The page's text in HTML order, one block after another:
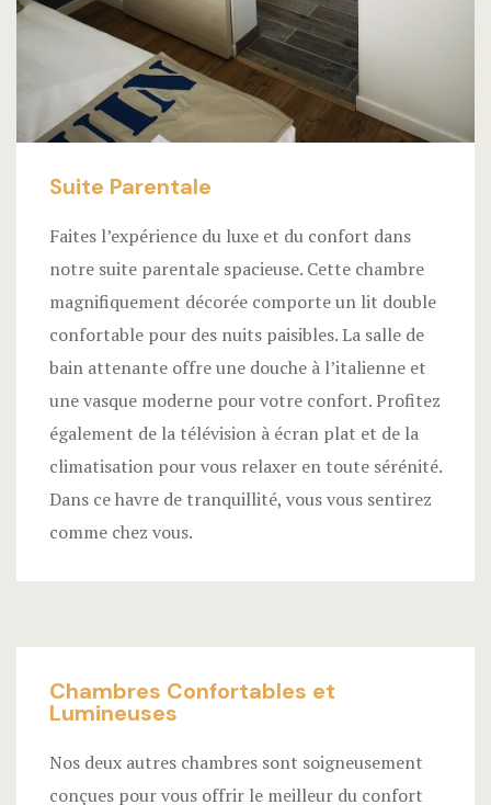
Suite Parentale
Faites l’expérience du luxe et du confort dans
notre suite parentale spacieuse. Cette chambre
magnifiquement décorée comporte un lit double
confortable pour des nuits paisibles. La salle de
bain attenante offre une douche à l’italienne et
une vasque moderne pour votre confort. Profitez
également de la télévision à écran plat et de la
climatisation pour vous relaxer en toute sérénité.
Dans ce havre de tranquillité, vous vous sentirez
comme chez vous.
Chambres Confortables et
Lumineuses
Nos deux autres chambres sont soigneusement
conçues pour vous offrir le meilleur du confort